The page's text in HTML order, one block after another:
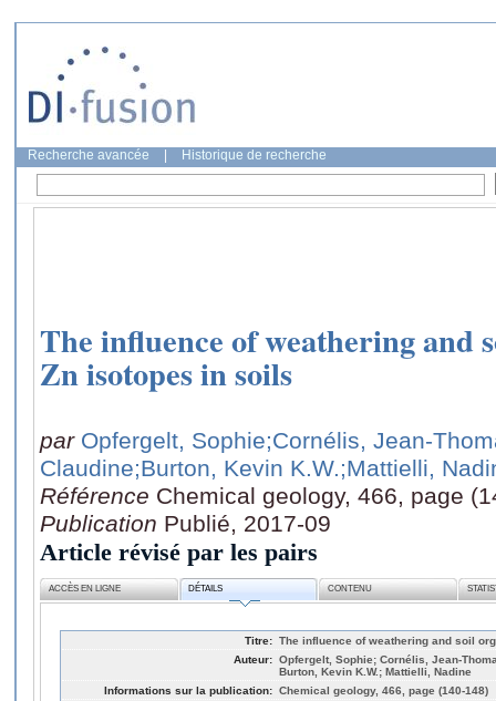
Recherche avancée Historique de recherche
The influence of weathering and
Zn isotopes in soils
par Opfergelt, Sophie;Cornélis, Jean-
Claudine;Burton, Kevin K.W.;Mattielli,
Référence Chemical geology, 466, page
Publication Publié, 2017-09
Article révisé par les pairs
ACCÈS EN LIGNE DÉTAILS CONTENU
Titre: The influence of weathering and soil
Auteur: Opfergelt, Sophie; Cornélis, Jean-
Burton, Kevin K.W.; Mattielli, Nadine
Informations sur la publication: Chemical geology, 466, page (140-148)